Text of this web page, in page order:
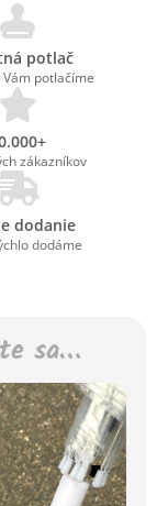
potlač
potlačíme
zákazníkov
dodanie
dodáme
sa…